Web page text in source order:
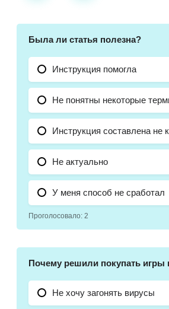
Была ли статья полезна?
Инструкция помогла
Не понятны некоторые
Инструкция составлена не
Не актуально
У меня способ не сработал
Проголосовало: 2
Почему решили покупать игры
Не хочу загонять вирусы